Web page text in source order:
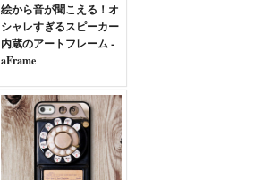
絵から音が聞こえる！オ
シャレすぎるスピーカー
内蔵のアートフレーム -
aFrame